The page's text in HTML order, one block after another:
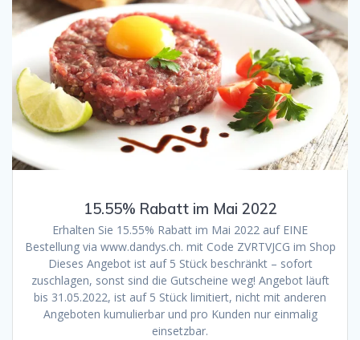
15.55% Rabatt im Mai 2022
Erhalten Sie 15.55% Rabatt im Mai 2022 auf EINE
Bestellung via www.dandys.ch. mit Code ZVRTVJCG im Shop
Dieses Angebot ist auf 5 Stück beschränkt – sofort
zuschlagen, sonst sind die Gutscheine weg! Angebot läuft
bis 31.05.2022, ist auf 5 Stück limitiert, nicht mit anderen
Angeboten kumulierbar und pro Kunden nur einmalig
einsetzbar.